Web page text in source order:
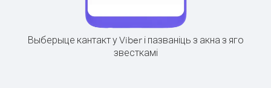
Выберыце кантакт у Viber і пазваніць з акна з яго
звесткамі